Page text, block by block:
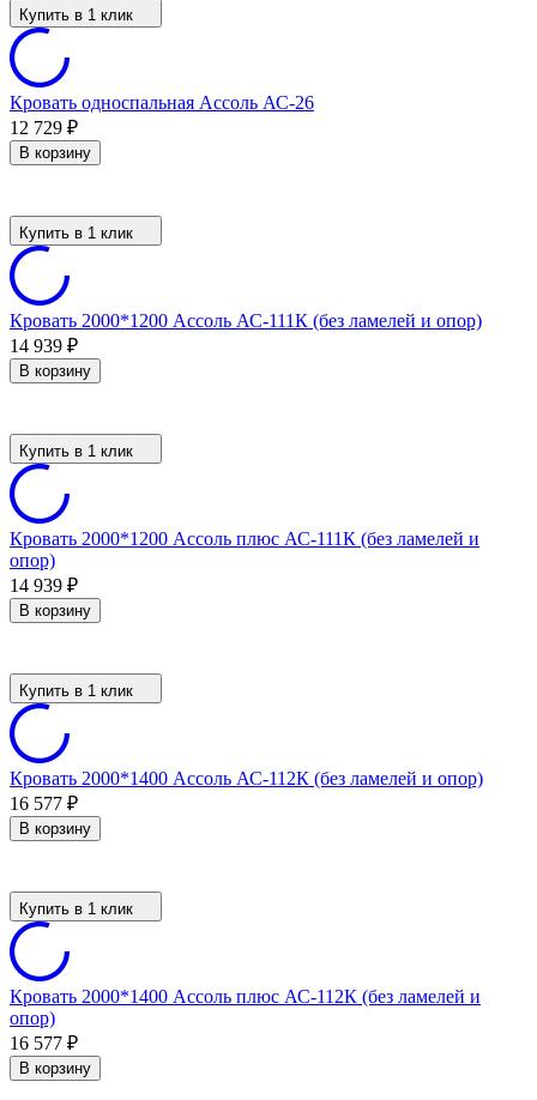
Купить в 1 клик
Кровать односпальная Ассоль АС-26
12 729 ₽
В корзину
Купить в 1 клик
Кровать 2000*1200 Ассоль АС-111К (без ламелей и опор)
14 939 ₽
В корзину
Купить в 1 клик
Кровать 2000*1200 Ассоль плюс АС-111К (без ламелей и
опор)
14 939 ₽
В корзину
Купить в 1 клик
Кровать 2000*1400 Ассоль АС-112К (без ламелей и опор)
16 577 ₽
В корзину
Купить в 1 клик
Кровать 2000*1400 Ассоль плюс АС-112К (без ламелей и
опор)
16 577 ₽
В корзину